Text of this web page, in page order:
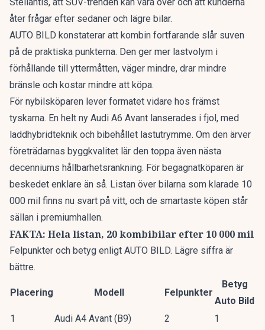
åter frågar efter sedaner och lägre bilar.
AUTO BILD konstaterar att kombin fortfarande slår suven
på de praktiska punkterna. Den ger mer lastvolym i
förhållande till yttermåtten, väger mindre, drar mindre
bränsle och kostar mindre att köpa.
För nybilsköparen lever formatet vidare hos främst
tyskarna. En helt ny Audi A6 Avant lanserades i fjol, med
laddhybridteknik och bibehållet lastutrymme. Om den ärver
företrädarnas byggkvalitet lär den toppa även nästa
decenniums hållbarhetsrankning. För begagnatköparen är
beskedet enklare än så. Listan över bilarna som klarade 10
000 mil finns nu svart på vitt, och de smartaste köpen står
sällan i premiumhallen.
FAKTA: Hela listan, 20 kombibilar efter 10 000 mil
Felpunkter och betyg enligt AUTO BILD. Lägre siffra är
bättre.
Placering Modell Felpunkter
Betyg
Auto Bild
1
Audi A4 Avant (B9) 2
1